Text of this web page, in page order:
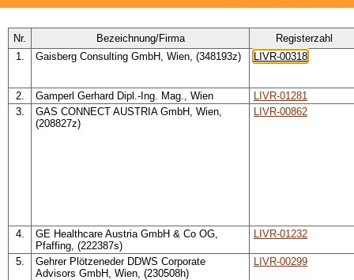
Nr. Bezeichnung/Firma
Registerzahl
1.
Gaisberg Consulting GmbH, Wien, (348193z) LIVR-00318
2. Gamperl Gerhard Dipl.-Ing. Mag., Wien
LIVR-01281
3.
GAS CONNECT AUSTRIA GmbH, Wien,
(208827z)
LIVR-00862
4.
GE Healthcare Austria GmbH & Co OG,
Pfaffing, (222387s)
LIVR-01232
5.
Gehrer Plötzeneder DDWS Corporate
Advisors GmbH, Wien, (230508h)
LIVR-00299